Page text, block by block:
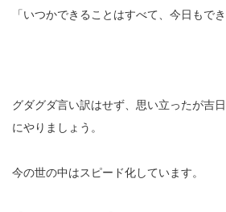
「いつかできることはすべて、今日もでき
グダグダ言い訳はせず、思い立ったが吉
にやりましょう。
今の世の中はスピード化しています。